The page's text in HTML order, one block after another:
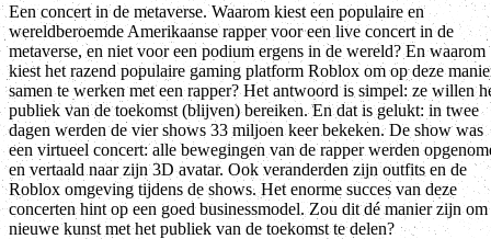
Een concert in de metaverse. Waarom kiest een populaire en
wereldberoemde Amerikaanse rapper voor een live concert in de
metaverse, en niet voor een podium ergens in de wereld? En waarom
kiest het razend populaire gaming platform Roblox om op deze
samen te werken met een rapper? Het antwoord is simpel: ze willen
publiek van de toekomst (blijven) bereiken. En dat is gelukt: in twee
dagen werden de vier shows 33 miljoen keer bekeken. De show was
een virtueel concert: alle bewegingen van de rapper werden
en vertaald naar zijn 3D avatar. Ook veranderden zijn outfits en de
Roblox omgeving tijdens de shows. Het enorme succes van deze
concerten hint op een goed businessmodel. Zou dit dé manier zijn om
nieuwe kunst met het publiek van de toekomst te delen?